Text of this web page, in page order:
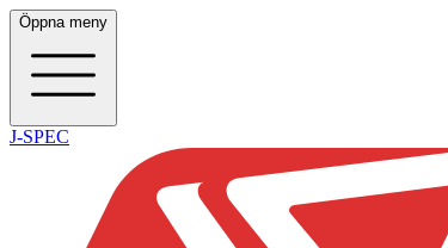
Öppna meny
J-SPEC